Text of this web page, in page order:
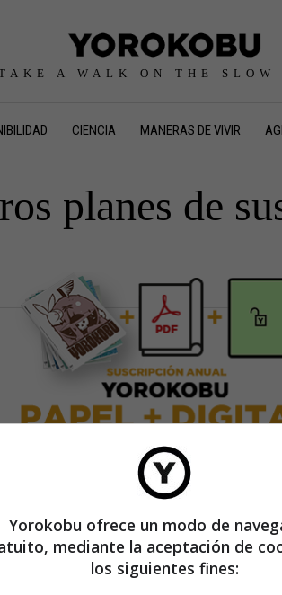
A WALK ON THE SLOW
CIENCIA MANERAS DE VIVIR
planes de
35€/año
Recibe 4 números de la revista Yorokobu.
Accede a todas las revistas en formato
Yorokobu ofrece un modo de
mediante la aceptación de
los siguientes fines: